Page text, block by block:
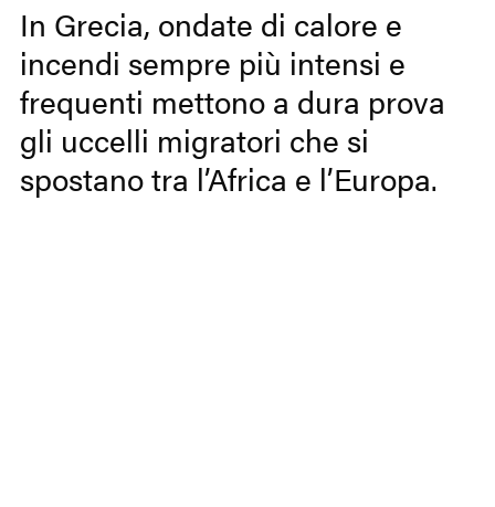
In Grecia, ondate di calore e
incendi sempre più intensi e
frequenti mettono a dura prova
gli uccelli migratori che si
spostano tra l’Africa e l’Europa.